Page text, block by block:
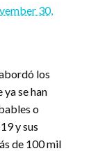
30,
los
ya se han
o
y sus
de 100 mil